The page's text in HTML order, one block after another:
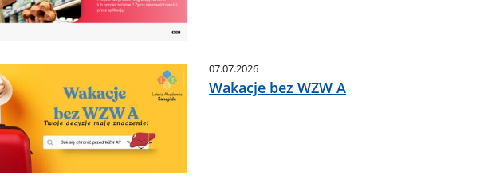
07.07.2026
Wakacje bez WZW A